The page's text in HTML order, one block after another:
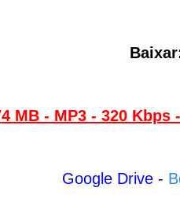
74 MB - MP3 - 320 Kbps
Google Drive-